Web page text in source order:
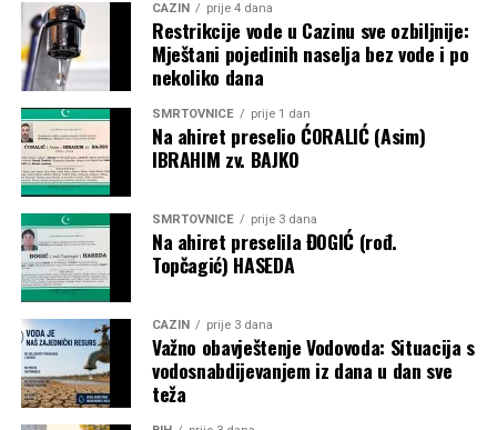
CAZIN prije 4 dana
Restrikcije vode u Cazinu sve ozbiljnije:
Mještani pojedinih naselja bez vode i po
nekoliko dana
SMRTOVNICE prije 1 dan
Na ahiret preselio ĆORALIĆ (Asim)
IBRAHIM zv. BAJKO
SMRTOVNICE prije 3 dana
Na ahiret preselila ĐOGIĆ (rođ.
Topčagić) HASEDA
CAZIN prije 3 dana
Važno obavještenje Vodovoda: Situacija s
vodosnabdijevanjem iz dana u dan sve
teža